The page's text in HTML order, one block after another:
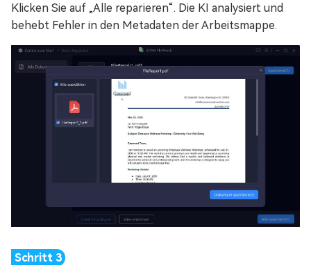
Klicken Sie auf „Alle reparieren“. Die KI analysiert und
behebt Fehler in den Metadaten der Arbeitsmappe.